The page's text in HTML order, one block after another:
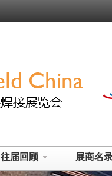
往届回顾 展商名